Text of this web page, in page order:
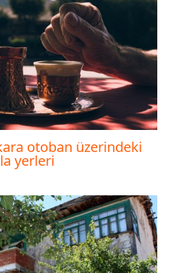
otoban üzerindeki
yerleri